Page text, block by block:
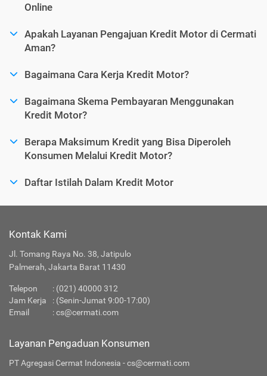
Online
Apakah Layanan Pengajuan Kredit Motor di Cermati
Aman?
Bagaimana Cara Kerja Kredit Motor?
Bagaimana Skema Pembayaran Menggunakan
Kredit Motor?
Berapa Maksimum Kredit yang Bisa Diperoleh
Konsumen Melalui Kredit Motor?
Daftar Istilah Dalam Kredit Motor
Kontak Kami
Jl. Tomang Raya No. 38, Jatipulo
Palmerah, Jakarta Barat 11430
Telepon : (021) 40000 312
Jam Kerja
: (Senin-Jumat 9:00-17:00)
Email
:cs@cermati.com
Layanan Pengaduan Konsumen
PT Agregasi Cermat Indonesia - cs@cermati.com